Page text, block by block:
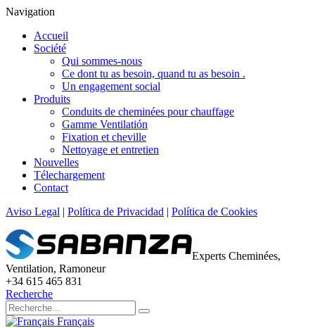
Navigation
Accueil
Société
Qui sommes-nous
Ce dont tu as besoin, quand tu as besoin .
Un engagement social
Produits
Conduits de cheminées pour chauffage
Gamme Ventilatión
Fixation et cheville
Nettoyage et entretien
Nouvelles
Télechargement
Contact
Aviso Legal | Política de Privacidad | Política de Cookies
Experts Cheminées,
Ventilation, Ramoneur
+34 615 465 831
Recherche
Français